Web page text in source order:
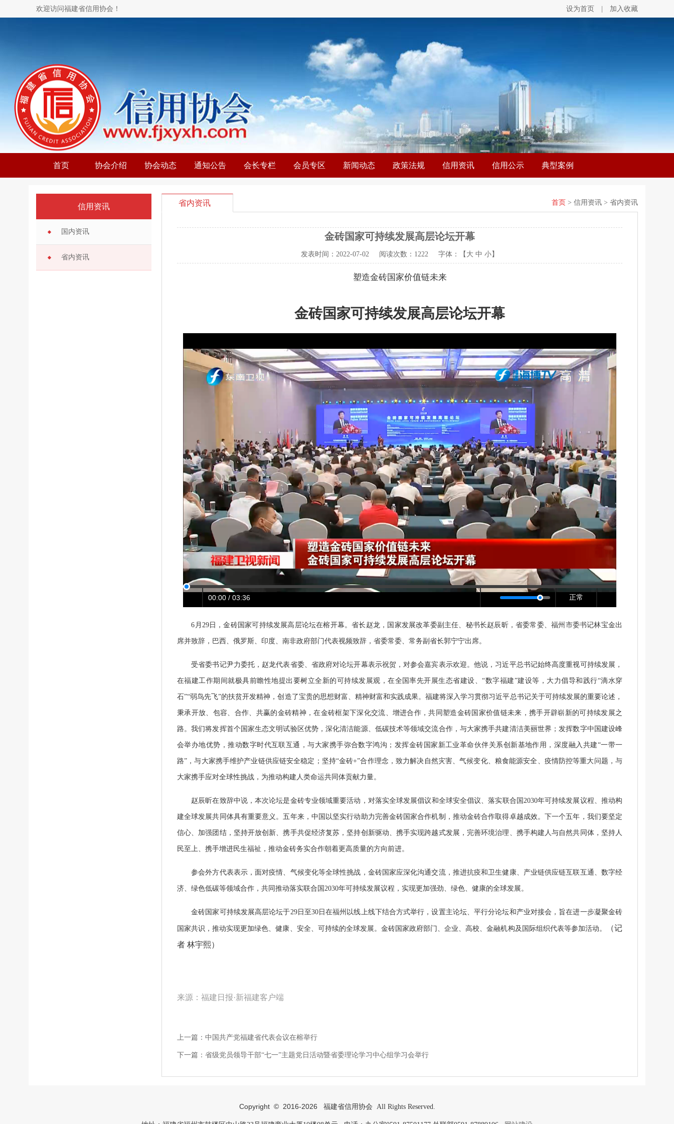
欢迎访问福建省信用协会！ 设为首页 加入收藏
首页 协会介绍 协会动态 通知公告 会长专栏 会员专区 新闻动态 政策法规 信用资讯 信用公示 典型案例
信用资讯
国内资讯
省内资讯
省内资讯 首页 > 信用资讯 > 省内资讯
金砖国家可持续发展高层论坛开幕
发表时间： 2022-07-02 阅读次数： 1222 字体：【 大 中 小】
塑造金砖国家价值链未来
金砖国家可持续发展高层论坛开幕
00:00 / 03:36 正常
6月29日，金砖国家可持续发展高层论坛在榕开幕。省长赵龙，国家发展改革委副主任、秘书长赵辰昕，省委常委、福州市委书记林宝金出
席并致辞，巴西、俄罗斯、印度、南非政府部门代表视频致辞，省委常委、常务副省长郭宁宁出席。
受省委书记尹力委托，赵龙代表省委、省政府对论坛开幕表示祝贺，对参会嘉宾表示欢迎。他说，习近平总书记始终高度重视可持续发展，
在福建工作期间就极具前瞻性地提出要树立全新的可持续发展观，在全国率先开展生态省建设、“数字福建”建设等，大力倡导和践行“滴水穿
石”“弱鸟先飞”的扶贫开发精神，创造了宝贵的思想财富、精神财富和实践成果。福建将深入学习贯彻习近平总书记关于可持续发展的重要论述，
秉承开放、包容、合作、共赢的金砖精神，在金砖框架下深化交流、增进合作，共同塑造金砖国家价值链未来，携手开辟崭新的可持续发展之
路。我们将发挥首个国家生态文明试验区优势，深化清洁能源、低碳技术等领域交流合作，与大家携手共建清洁美丽世界；发挥数字中国建设峰
会举办地优势，推动数字时代互联互通，与大家携手弥合数字鸿沟；发挥金砖国家新工业革命伙伴关系创新基地作用，深度融入共建“一带一
路”，与大家携手维护产业链供应链安全稳定；坚持“金砖+”合作理念，致力解决自然灾害、气候变化、粮食能源安全、疫情防控等重大问题，与
大家携手应对全球性挑战，为推动构建人类命运共同体贡献力量。
赵辰昕在致辞中说，本次论坛是金砖专业领域重要活动，对落实全球发展倡议和全球安全倡议、落实联合国2030年可持续发展议程、推动构
建全球发展共同体具有重要意义。五年来，中国以坚实行动助力完善金砖国家合作机制，推动金砖合作取得卓越成效。下一个五年，我们要坚定
信心、加强团结，坚持开放创新、携手共促经济复苏，坚持创新驱动、携手实现跨越式发展，完善环境治理、携手构建人与自然共同体，坚持人
民至上、携手增进民生福祉，推动金砖务实合作朝着更高质量的方向前进。
参会外方代表表示，面对疫情、气候变化等全球性挑战，金砖国家应深化沟通交流，推进抗疫和卫生健康、产业链供应链互联互通、数字经
济、绿色低碳等领域合作，共同推动落实联合国2030年可持续发展议程，实现更加强劲、绿色、健康的全球发展。
金砖国家可持续发展高层论坛于29日至30日在福州以线上线下结合方式举行，设置主论坛、平行分论坛和产业对接会，旨在进一步凝聚金砖
国家共识，推动实现更加绿色、健康、安全、可持续的全球发展。金砖国家政府部门、企业、高校、金融机构及国际组织代表等参加活动。
（记
者 林宇熙）
来源：福建日报·新福建客户端
上一篇： 中国共产党福建省代表会议在榕举行
下一篇： 省级党员领导干部“七一”主题党日活动暨省委理论学习中心组学习会举行
Copyright © 2016-2026 福建省信用协会 All Rights Reserved.